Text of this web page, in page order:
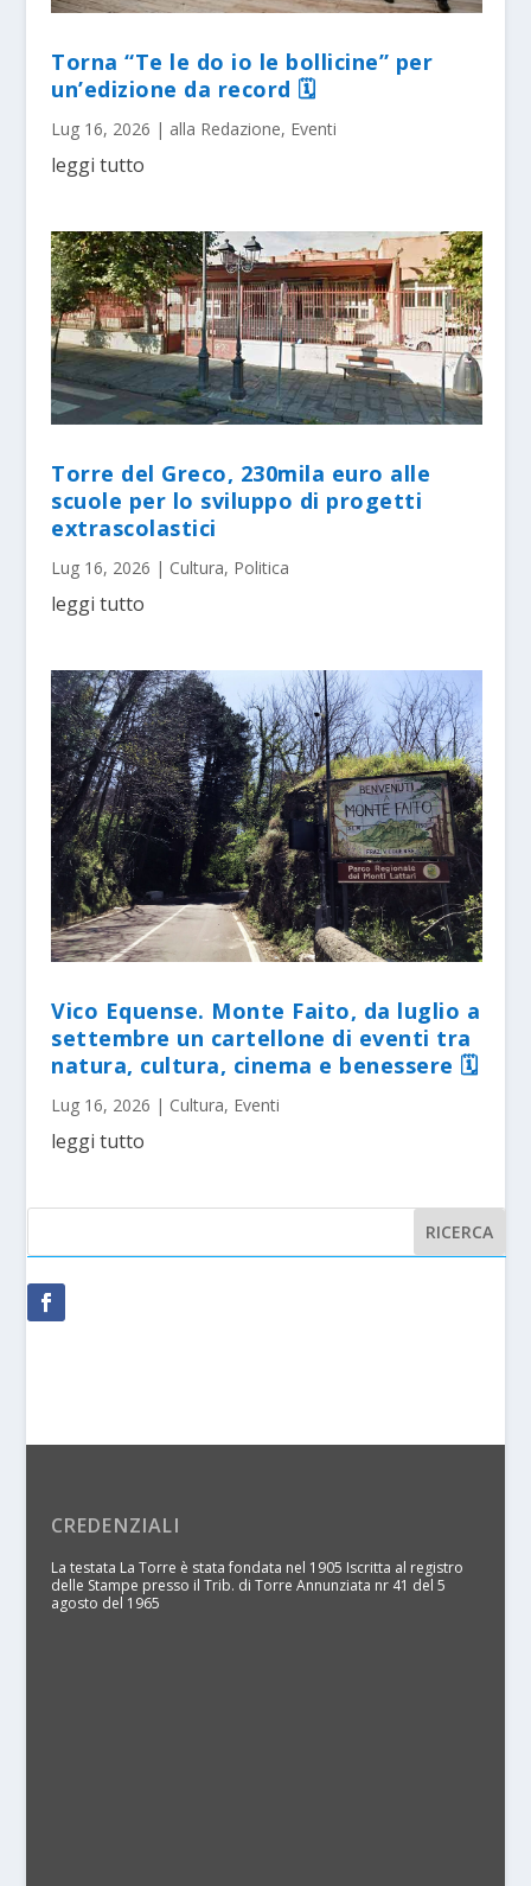
Torna “Te le do io le bollicine” per
un’edizione da record 🗓
Lug 16, 2026 | alla Redazione, Eventi
leggi tutto
Torre del Greco, 230mila euro alle
scuole per lo sviluppo di progetti
extrascolastici
Lug 16, 2026 | Cultura, Politica
leggi tutto
Vico Equense. Monte Faito, da luglio a
settembre un cartellone di eventi tra
natura, cultura, cinema e benessere 🗓
Lug 16, 2026 | Cultura, Eventi
leggi tutto
CREDENZIALI
La testata La Torre è stata fondata nel 1905 Iscritta al registro
delle Stampe presso il Trib. di Torre Annunziata nr 41 del 5
agosto del 1965